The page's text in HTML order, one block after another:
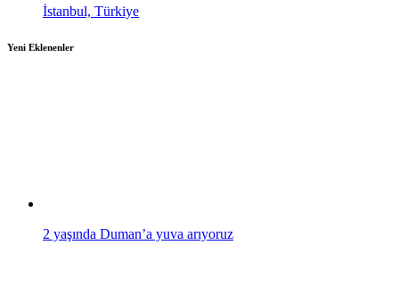
İstanbul, Türkiye
Yeni Eklenenler
2 yaşında Duman’a yuva arıyoruz